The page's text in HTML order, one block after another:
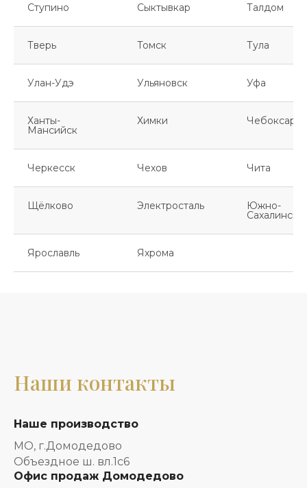
Ступино Сыктывкар Талдом
Тверь Томск Тула
Улан-Удэ Ульяновск Уфа
Ханты-
Мансийск
Химки Чебоксары
Черкесск Чехов Чита
Щёлково Электросталь Южно-
Сахалинск
Ярославль Яхрома
Наши контакты
Наше производство
МО, г.Домодедово
Объездное ш. вл.1с6
Офис продаж Домодедово